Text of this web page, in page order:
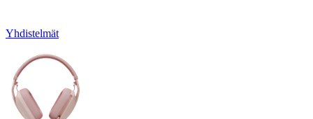
Yhdistelmät